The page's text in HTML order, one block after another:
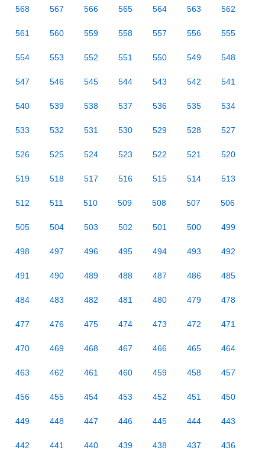
568 567 566 565 564 563 562
561 560 559 558 557 556 555
554 553 552 551 550 549 548
547 546 545 544 543 542 541
540 539 538 537 536 535 534
533 532 531 530 529 528 527
526 525 524 523 522 521 520
519 518 517 516 515 514 513
512 511 510 509 508 507 506
505 504 503 502 501 500 499
498 497 496 495 494 493 492
491 490 489 488 487 486 485
484 483 482 481 480 479 478
477 476 475 474 473 472 471
470 469 468 467 466 465 464
463 462 461 460 459 458 457
456 455 454 453 452 451 450
449 448 447 446 445 444 443
442 441 440 439 438 437 436